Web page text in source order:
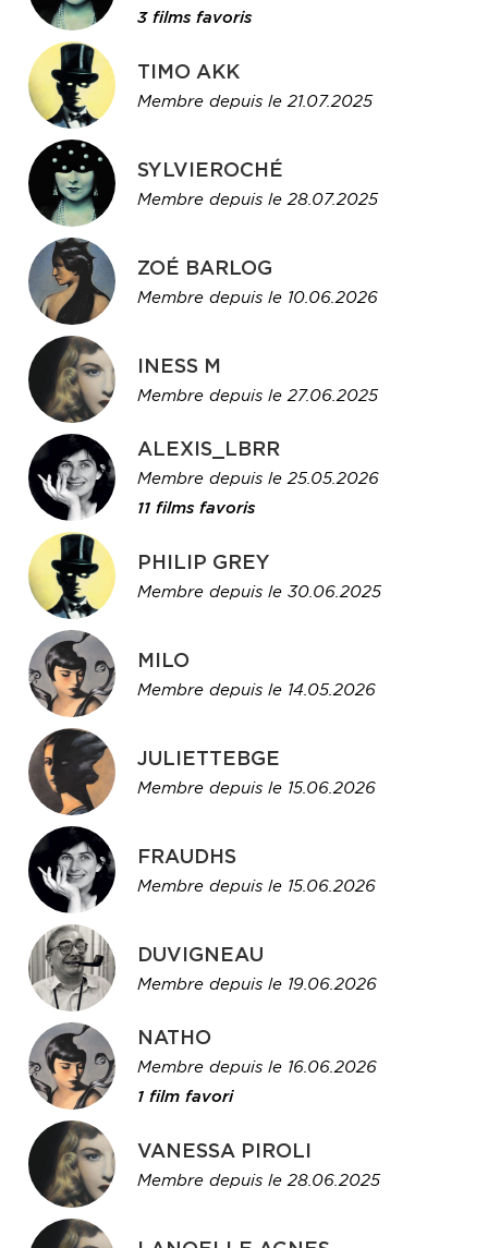
3 films favoris
TIMO AKK
Membre depuis le 21.07.2025
SYLVIEROCHÉ
Membre depuis le 28.07.2025
ZOÉ BARLOG
Membre depuis le 10.06.2026
INESS M
Membre depuis le 27.06.2025
ALEXIS_LBRR
Membre depuis le 25.05.2026
11 films favoris
PHILIP GREY
Membre depuis le 30.06.2025
MILO
Membre depuis le 14.05.2026
JULIETTEBGE
Membre depuis le 15.06.2026
FRAUDHS
Membre depuis le 15.06.2026
DUVIGNEAU
Membre depuis le 19.06.2026
NATHO
Membre depuis le 16.06.2026
1 film favori
VANESSA PIROLI
Membre depuis le 28.06.2025